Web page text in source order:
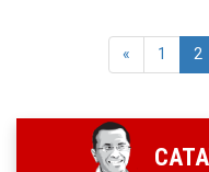
« 1 2